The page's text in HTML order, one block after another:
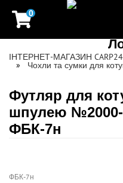
0
ІНТЕРНЕТ-МАГАЗИН CARP24
Чохли та сумки для
Футляр для
шпулею №2000-
ФБК-7н
ФБК-7н